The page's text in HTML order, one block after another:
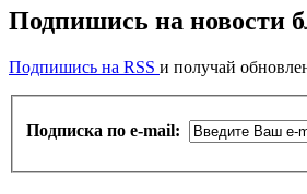
Подпишись на новости
Подпишись на RSS и получай
Подписка по e-mail: